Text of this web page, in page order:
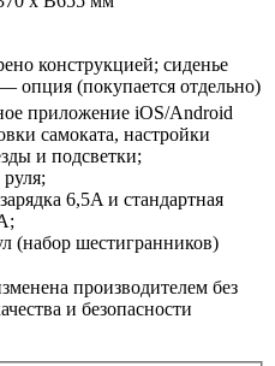
конструкцией; сиденье
опция (покупается отдельно)
приложение iOS/Android
самоката, настройки
и подсветки;
6,5A и стандартная
(набор шестигранников)
производителем без
и безопасности